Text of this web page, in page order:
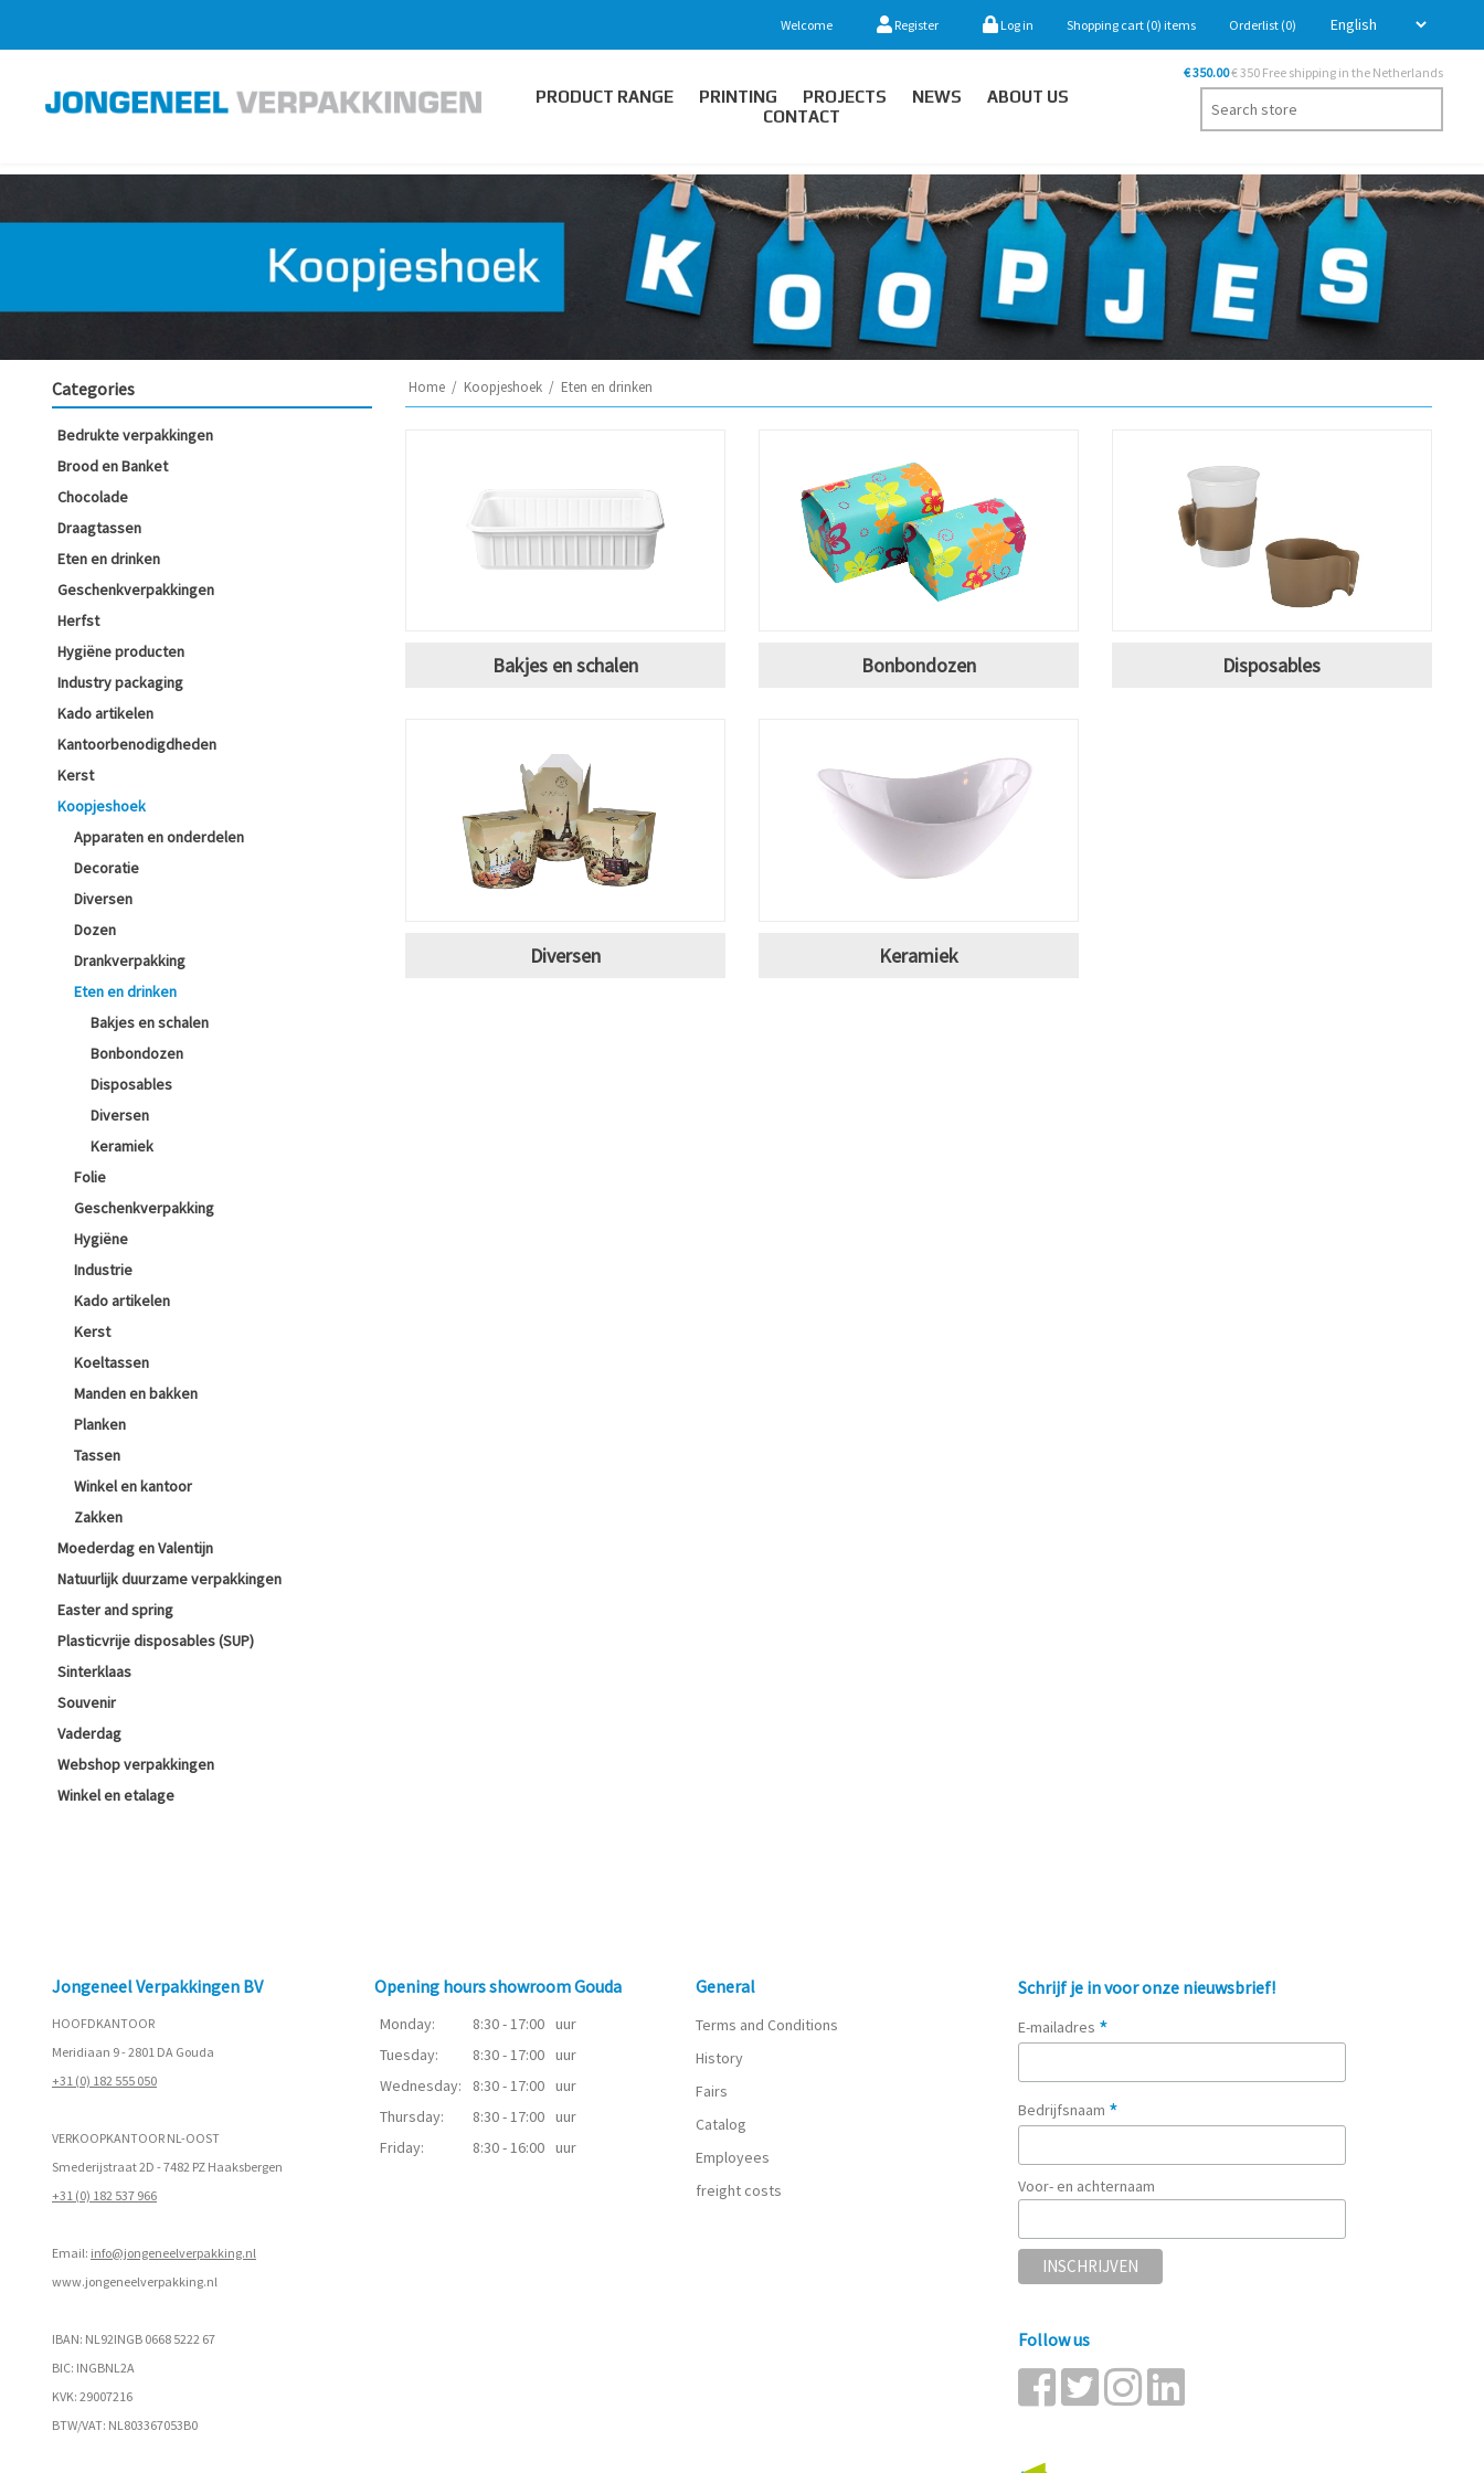
Welcome Register Log in Shopping cart (0) items Orderlist (0)
PRODUCT RANGE PRINTING PROJECTS NEWS
ABOUT US
CONTACT
€ 350.00€ 350 Free shipping in the Netherlands
Categories
Bedrukte verpakkingen
Brood en Banket
Chocolade
Draagtassen
Eten en drinken
Geschenkverpakkingen
Herfst
Hygiëne producten
Industry packaging
Kado artikelen
Kantoorbenodigdheden
Kerst
Koopjeshoek
Apparaten en onderdelen
Decoratie
Diversen
Dozen
Drankverpakking
Eten en drinken
Bakjes en schalen
Bonbondozen
Disposables
Diversen
Keramiek
Folie
Geschenkverpakking
Hygiëne
Industrie
Kado artikelen
Kerst
Koeltassen
Manden en bakken
Planken
Tassen
Winkel en kantoor
Zakken
Moederdag en Valentijn
Natuurlijk duurzame verpakkingen
Easter and spring
Plasticvrije disposables (SUP)
Sinterklaas
Souvenir
Vaderdag
Webshop verpakkingen
Winkel en etalage
Home / Koopjeshoek / Eten en drinken
Bakjes en schalen Bonbondozen Disposables
Diversen Keramiek
Jongeneel Verpakkingen BV
HOOFDKANTOOR
Meridiaan 9 - 2801 DA Gouda
+31 (0) 182 555 050
VERKOOPKANTOOR NL-OOST
Smederijstraat 2D - 7482 PZ Haaksbergen
+31 (0) 182 537 966
Email: info@jongeneelverpakking.nl
www.jongeneelverpakking.nl
IBAN: NL92INGB 0668 5222 67
BIC: INGBNL2A
KVK: 29007216
BTW/VAT: NL803367053B0
Opening hours showroom Gouda
Monday: 8:30 - 17:00 uur
Tuesday:
8:30 - 17:00 uur
Wednesday:
8:30 - 17:00 uur
Thursday:
8:30 - 17:00 uur
Friday:
8:30 - 16:00 uur
General
Terms and Conditions
History
Fairs
Catalog
Employees
freight costs
Schrijf je in voor onze nieuwsbrief!
E-mailadres *
Bedrijfsnaam *
Voor- en achternaam
Follow us